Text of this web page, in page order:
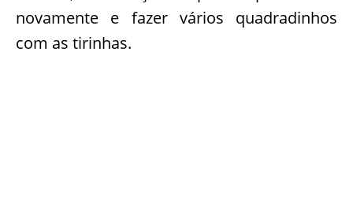
novamente e fazer vários quadradinhos
com as tirinhas.